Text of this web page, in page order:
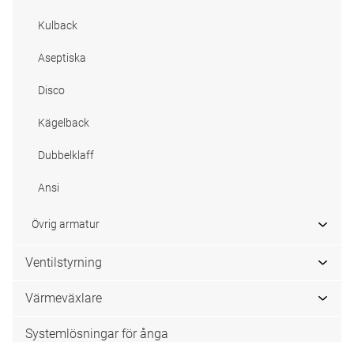
Kulback
Aseptiska
Disco
Kägelback
Dubbelklaff
Ansi
Övrig armatur
Ventilstyrning
Värmeväxlare
Systemlösningar för ånga